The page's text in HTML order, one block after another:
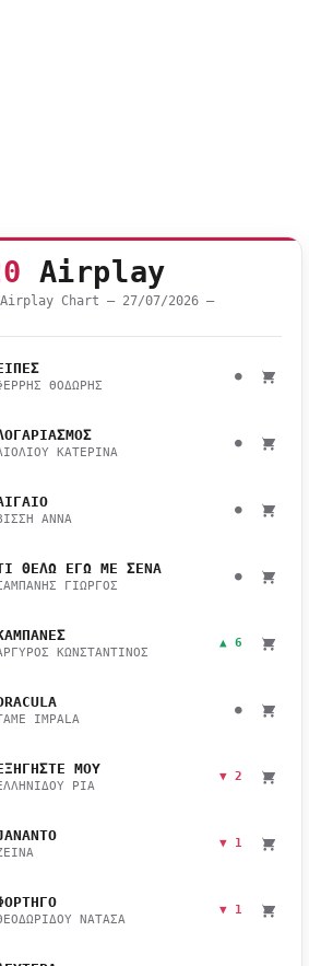
Airplay
Chart — 27/07/2026 –
ΘΟΔΩΡΗΣ
●
ΚΑΤΕΡΙΝΑ
●
ΑΝΝΑ
●
ΘΕΛΩ ΕΓΩ ΜΕ ΣΕΝΑ
ΓΙΩΡΓΟΣ
●
ΚΩΝΣΤΑΝΤΙΝΟΣ
▲ 6
IMPALA
●
ΜΟΥ
ΡΙΑ
▼ 2
▼ 1
ΝΑΤΑΣΑ
▼ 1